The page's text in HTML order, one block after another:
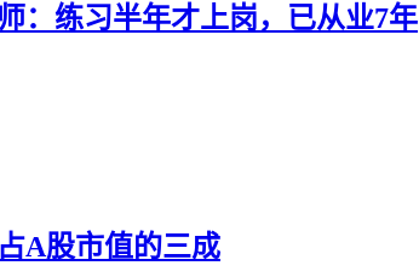
：练习半年才上岗，已从业7年
A股市值的三成